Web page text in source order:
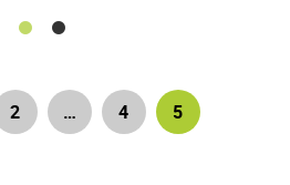
2 … 4 5